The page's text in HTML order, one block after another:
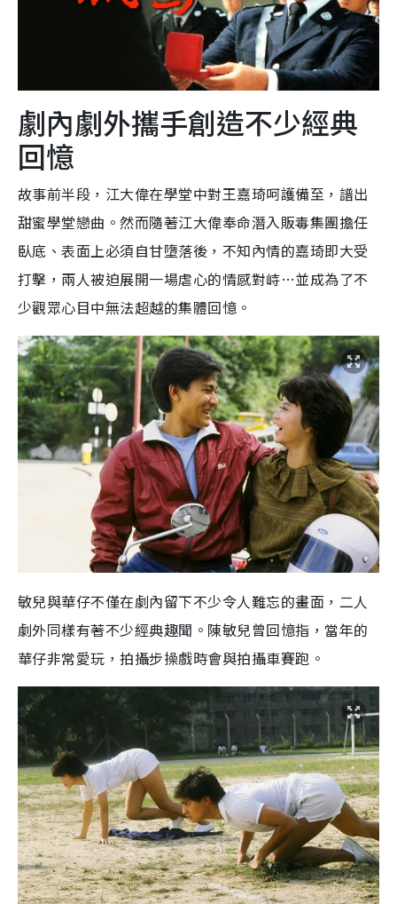
劇內劇外攜手創造不少經典
回憶
故事前半段，江大偉在學堂中對王嘉琦呵護備至，譜出
甜蜜學堂戀曲。然而隨著江大偉奉命潛入販毒集團擔任
臥底、表面上必須自甘墮落後，不知內情的嘉琦即大受
打擊，兩人被迫展開一場虐心的情感對峙…並成為了不
少觀眾心目中無法超越的集體回憶。
敏兒與華仔不僅在劇內留下不少令人難忘的畫面，二人
劇外同樣有著不少經典趣聞。陳敏兒曾回憶指，當年的
華仔非常愛玩，拍攝步操戲時會與拍攝車賽跑。